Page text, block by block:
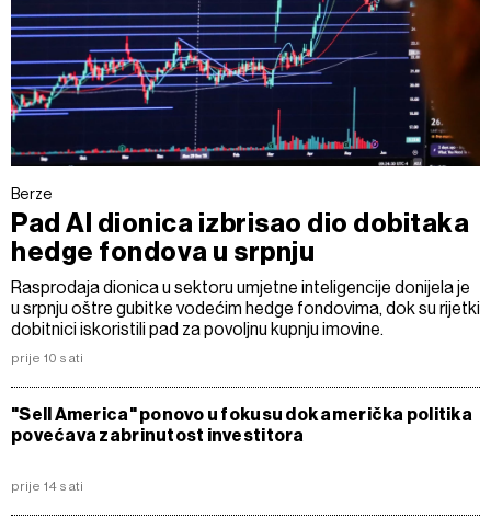
Berze
Pad AI dionica izbrisao dio dobitaka
hedge fondova u srpnju
Rasprodaja dionica u sektoru umjetne inteligencije donijela je
u srpnju oštre gubitke vodećim hedge fondovima, dok su rijetki
dobitnici iskoristili pad za povoljnu kupnju imovine.
prije 10 sati
"Sell America" ponovo u fokusu dok američka politika
povećava zabrinutost investitora
prije 14 sati